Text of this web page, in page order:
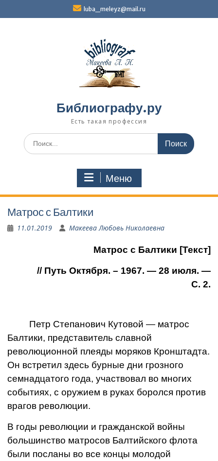
luba_meleyz@mail.ru
Библиографу.ру
Есть такая профессия
Поиск
по:
Меню
Матрос с Балтики
11.01.2019 Макеева Любовь Николаевна
Матрос с Балтики [Текст]
// Путь Октября. – 1967. — 28 июля. —
С. 2.
Петр Степанович Кутовой — матрос
Балтики, представитель славной
революционной плеяды моряков Кронштадта.
Он встретил здесь бурные дни грозного
семнадцатого года, участвовал во многих
событиях, с оружием в руках боролся против
врагов революции.
В годы революции и гражданской войны
большинство матросов Балтийского флота
были посланы во все концы молодой